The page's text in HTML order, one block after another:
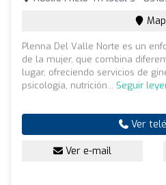
Plenna Del Valle Norte es un
de la mujer, que combina
lugar, ofreciendo servicios de
psicología, nutrición... Seguir
Ver
Ver e-mail